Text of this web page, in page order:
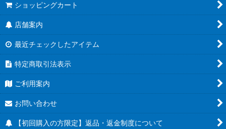
ショッピングカート
店舗案内
最近チェックしたアイテム
特定商取引法表示
ご利用案内
お問い合わせ
【初回購入の方限定】返品・返金制度について